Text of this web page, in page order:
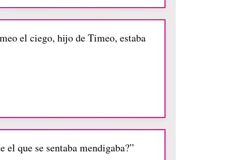
el ciego, hijo de Timeo, estaba
que se sentaba mendigaba?”